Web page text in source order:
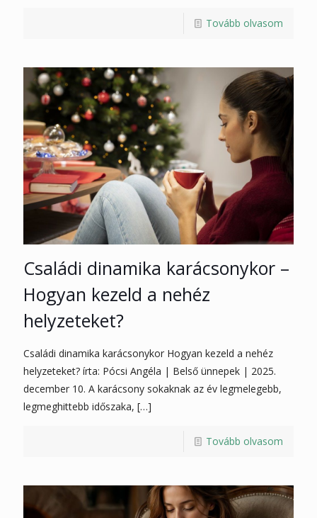
Tovább olvasom
Családi dinamika karácsonykor –
Hogyan kezeld a nehéz
helyzeteket?
Családi dinamika karácsonykor Hogyan kezeld a nehéz
helyzeteket? írta: Pócsi Angéla | Belső ünnepek | 2025.
december 10. A karácsony sokaknak az év legmelegebb,
legmeghittebb időszaka, […]
Tovább olvasom